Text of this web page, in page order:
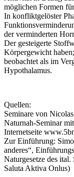
möglichen Formen
In konfliktgelöster
der verminderten
Der gesteigerte
Körpergewicht
beobachtet als im
Hypothalamus.
Quellen:
Seminare von
Naturnah-Seminar
Internetseite
Zur Einführung:
anderes“,
Naturgesetze des
Saluta Aktiva Onlus)